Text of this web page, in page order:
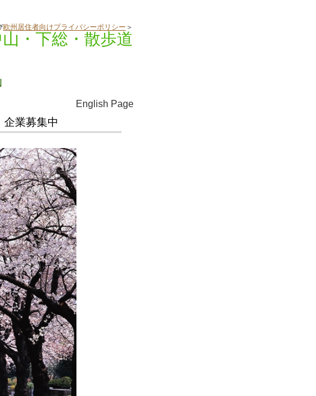
欧州居住者向けプライバシーポリシー ＞
・下総・散歩道
English Page
企業募集中